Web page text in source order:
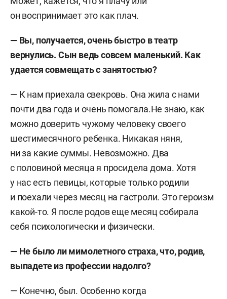
он воспринимает это как плач.
— Вы, получается, очень быстро в театр
вернулись. Сын ведь совсем маленький. Как
удается совмещать с занятостью?
— К нам приехала свекровь. Она жила с нами
почти два года и очень помогала.Не знаю, как
можно доверить чужому человеку своего
шестимесячного ребенка. Никакая няня,
ни за какие суммы. Невозможно. Два
с половиной месяца я просидела дома. Хотя
у нас есть певицы, которые только родили
и поехали через месяц на гастроли. Это героизм
какой-то. Я после родов еще месяц собирала
себя психологически и физически.
— Не было ли мимолетного страха, что, родив,
выпадете из профессии надолго?
— Конечно, был. Особенно когда